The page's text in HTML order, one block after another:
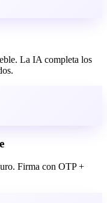
La IA completa los
Firma con OTP +